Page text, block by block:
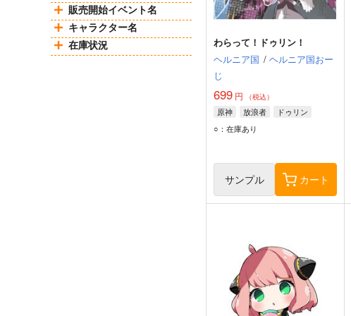
販売開始イベント名
キャラクター名
在庫状況
わらって！ドゥリン！
ヘルニア国 / ヘルニア国おー
じ
699 円 （税込）
原神 放浪者
ドゥリン
○：在庫あり
サンプル カート